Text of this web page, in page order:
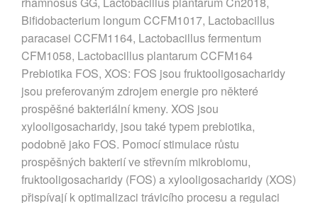
Bifidobacterium longum CCFM1017, Lactobacillus
paracasei CCFM1164, Lactobacillus fermentum
CFM1058, Lactobacillus plantarum CCFM164
Prebiotika FOS, XOS: FOS jsou fruktooligosacharidy
jsou preferovaným zdrojem energie pro některé
prospěšné bakteriální kmeny. XOS jsou
xylooligosacharidy, jsou také typem prebiotika,
podobně jako FOS. Pomocí stimulace růstu
prospěšných bakterií ve střevním mikrobiomu,
fruktooligosacharidy (FOS) a xylooligosacharidy (XOS)
přispívají k optimalizaci trávicího procesu a regulaci